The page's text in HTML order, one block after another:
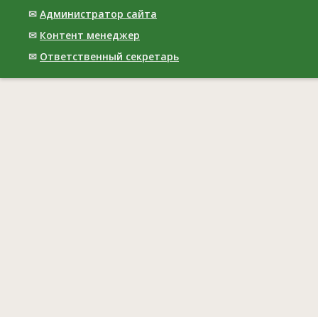
✉ Администратор сайта
✉ Контент менеджер
✉ Ответственный cекретарь